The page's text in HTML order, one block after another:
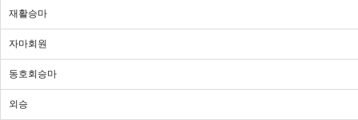
재활승마
자마회원
동호회승마
외승